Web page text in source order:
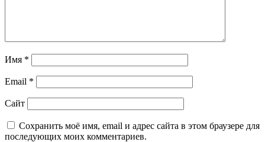
Имя *
Email *
Сайт
Сохранить моё имя, email и адрес сайта в этом браузере для
последующих моих комментариев.